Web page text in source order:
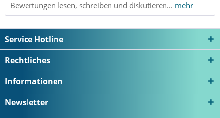
Bewertungen lesen, schreiben und diskutieren... mehr
Service Hotline
Rechtliches
Informationen
Newsletter